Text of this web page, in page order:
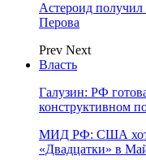
Астероид получил
Перова
Prev Next
Власть
Галузин: РФ
конструктивном
МИД РФ: США
«Двадцатки» в